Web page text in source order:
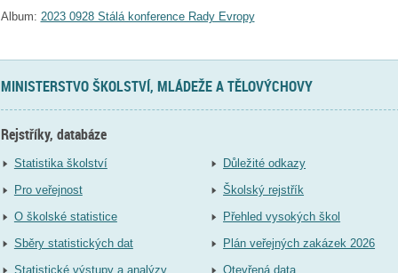
Album: 2023 0928 Stálá konference Rady Evropy
MINISTERSTVO ŠKOLSTVÍ, MLÁDEŽE A TĚLOVÝCHOVY
Rejstříky, databáze
Statistika školství
Pro veřejnost
O školské statistice
Sběry statistických dat
Statistické výstupy a analýzy
Důležité odkazy
Školský rejstřík
Přehled vysokých škol
Plán veřejných zakázek 2026
Otevřená data